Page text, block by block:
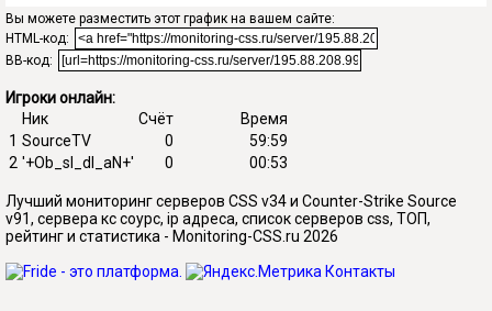
Вы можете разместить этот график на вашем сайте:
HTML-код:
BB-код:
Игроки онлайн:
Ник
Счёт
Время
1 SourceTV 0
59:59
2 '+Ob_sI_dI_aN+' 0 00:53
Лучший мониторинг серверов CSS v34 и Counter-Strike Source
v91, сервера кс соурс, ip адреса, список серверов css, ТОП,
рейтинг и статистика - Monitoring-CSS.ru 2026
Контакты